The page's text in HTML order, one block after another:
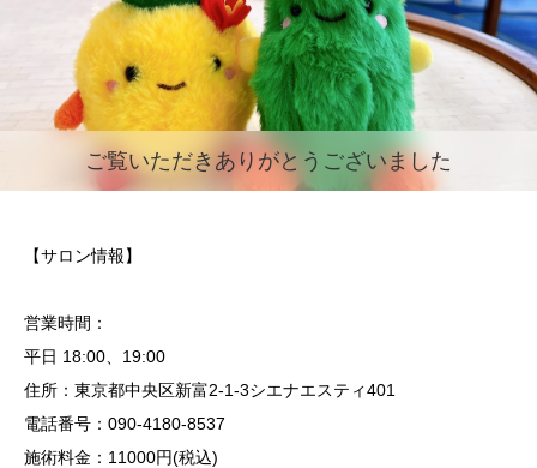
ご覧いただきありがとうございました
【サロン情報】
営業時間：
平日 18:00、19:00
住所：東京都中央区新富2-1-3シエナエスティ401
電話番号：090-4180-8537
施術料金：11000円(税込)